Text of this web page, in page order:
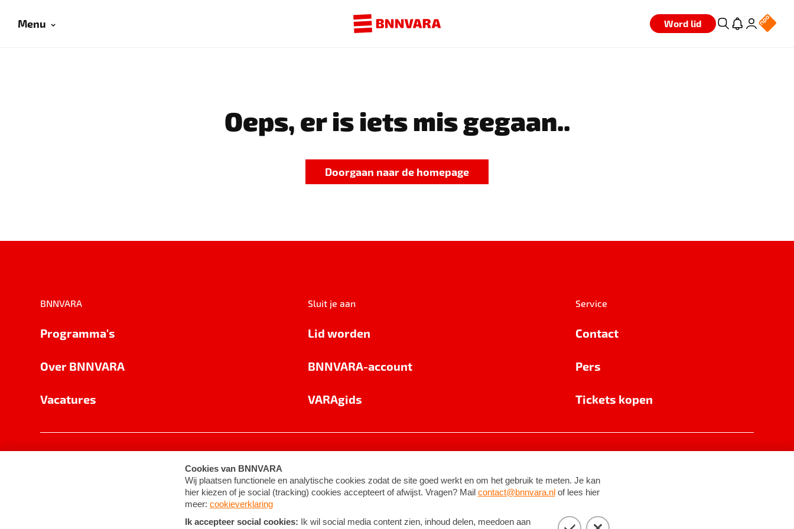
Menu Word lid
Oeps, er is iets mis gegaan..
Doorgaan naar de homepage
BNNVARA
Programma's
Over BNNVARA
Vacatures
Sluit je aan
Lid worden
BNNVARA-account
VARAgids
Service
Contact
Pers
Tickets kopen
Cookie-instellingen Algemene voorwaarden ©2026BNNVARA